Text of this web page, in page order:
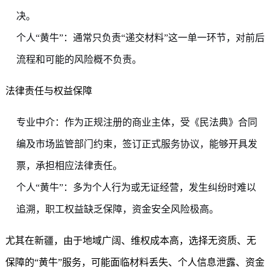
决。
个人“黄牛”：通常只负责“递交材料”这一单一环节，对前后
流程和可能的风险概不负责。
法律责任与权益保障
专业中介：作为正规注册的商业主体，受《民法典》合同
编及市场监管部门约束，签订正式服务协议，能够开具发
票，承担相应法律责任。
个人“黄牛”：多为个人行为或无证经营，发生纠纷时难以
追溯，职工权益缺乏保障，资金安全风险极高。
尤其在新疆，由于地域广阔、维权成本高，选择无资质、无
保障的“黄牛”服务，可能面临材料丢失、个人信息泄露、资金